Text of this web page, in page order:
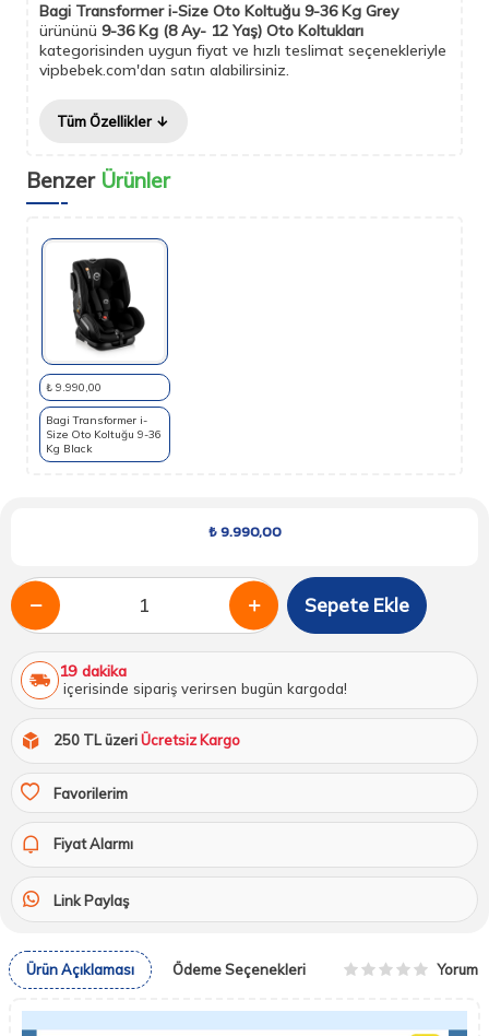
Bagi Transformer i-Size Oto Koltuğu 9-36 Kg Grey
ürününü 9-36 Kg (8 Ay- 12 Yaş) Oto Koltukları
kategorisinden uygun fiyat ve hızlı teslimat seçenekleriyle
vipbebek.com'dan satın alabilirsiniz.
Tüm Özellikler
BenzerÜrünler
₺ 9.990,00
Bagi Transformer i-
Size Oto Koltuğu 9-36
Kg Black
₺9.990,00
Sepete Ekle
19 dakika
içerisinde sipariş verirsen bugün kargoda!
250 TL üzeriÜcretsiz Kargo
Favorilerim
Fiyat Alarmı
Link Paylaş
Ürün Açıklaması Ödeme Seçenekleri Yorum